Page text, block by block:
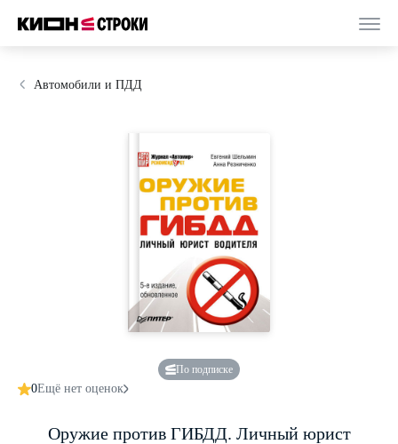
Автомобили и ПДД
По подписке
0Ещё нет оценок
Оружие против ГИБДД. Личный юрист